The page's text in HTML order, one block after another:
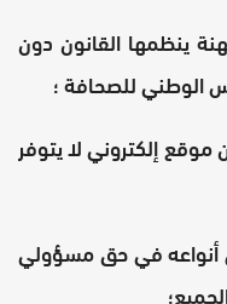
ينظمها القانون دون
الوطني للصحافة ؛
إلكتروني لا يتوفر
أنواعه في حق مسؤولي